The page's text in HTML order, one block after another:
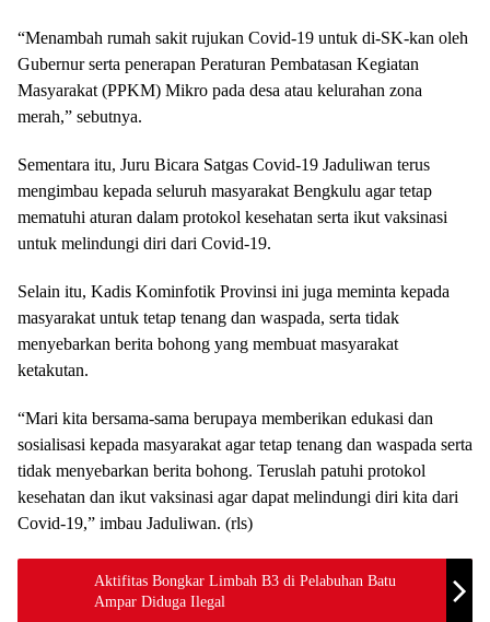
“Menambah rumah sakit rujukan Covid-19 untuk di-SK-kan oleh
Gubernur serta penerapan Peraturan Pembatasan Kegiatan
Masyarakat (PPKM) Mikro pada desa atau kelurahan zona
merah,” sebutnya.
Sementara itu, Juru Bicara Satgas Covid-19 Jaduliwan terus
mengimbau kepada seluruh masyarakat Bengkulu agar tetap
mematuhi aturan dalam protokol kesehatan serta ikut vaksinasi
untuk melindungi diri dari Covid-19.
Selain itu, Kadis Kominfotik Provinsi ini juga meminta kepada
masyarakat untuk tetap tenang dan waspada, serta tidak
menyebarkan berita bohong yang membuat masyarakat
ketakutan.
“Mari kita bersama-sama berupaya memberikan edukasi dan
sosialisasi kepada masyarakat agar tetap tenang dan waspada serta
tidak menyebarkan berita bohong. Teruslah patuhi protokol
kesehatan dan ikut vaksinasi agar dapat melindungi diri kita dari
Covid-19,” imbau Jaduliwan. (rls)
Aktifitas Bongkar Limbah B3 di Pelabuhan Batu
Ampar Diduga Ilegal